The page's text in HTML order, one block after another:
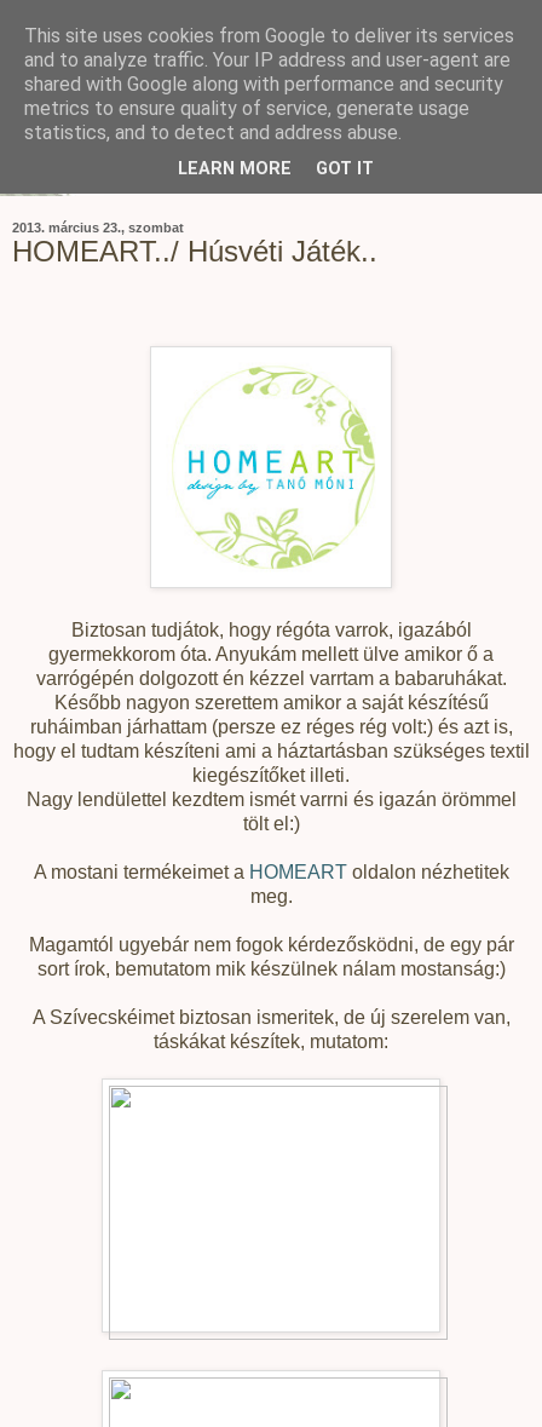
2013. március 23., szombat
HOMEART../ Húsvéti Játék..
Biztosan tudjátok, hogy régóta varrok, igazából
gyermekkorom óta. Anyukám mellett ülve amikor ő a
varrógépén dolgozott én kézzel varrtam a babaruhákat.
Később nagyon szerettem amikor a saját készítésű
ruháimban járhattam (persze ez réges rég volt:) és azt is,
hogy el tudtam készíteni ami a háztartásban szükséges textil
kiegészítőket illeti.
Nagy lendülettel kezdtem ismét varrni és igazán örömmel
tölt el:)
A mostani termékeimet a HOMEARToldalon nézhetitek
meg.
Magamtól ugyebár nem fogok kérdezősködni, de egy pár
sort írok, bemutatom mik készülnek nálam mostanság:)
A Szívecskéimet biztosan ismeritek, de új szerelem van,
táskákat készítek, mutatom:
This site uses cookies from Google to deliver its services
and to analyze traffic. Your IP address and user-agent are
shared with Google along with performance and security
metrics to ensure quality of service, generate usage
statistics, and to detect and address abuse.
LEARN MORE GOT IT